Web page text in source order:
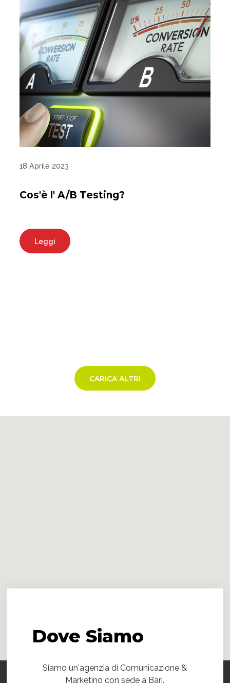
18 Aprile 2023
Cos'è l' A/B Testing?
Leggi
CARICA ALTRI
DoveSiamo
Siamo un'agenzia di Comunicazione &
Marketing con sede a Bari.